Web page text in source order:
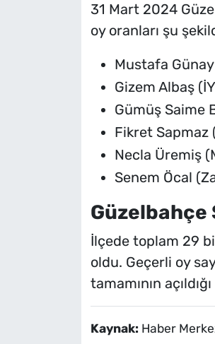
31 Mart 2024
oy oranları şu
Mustafa
Gizem Albaş
Gümüş Saime
Fikret Sapmaz
Necla Üremiş
Senem Öcal
Güzelbahçe
İlçede toplam 29
oldu. Geçerli oy
tamamının
Kaynak: Haber